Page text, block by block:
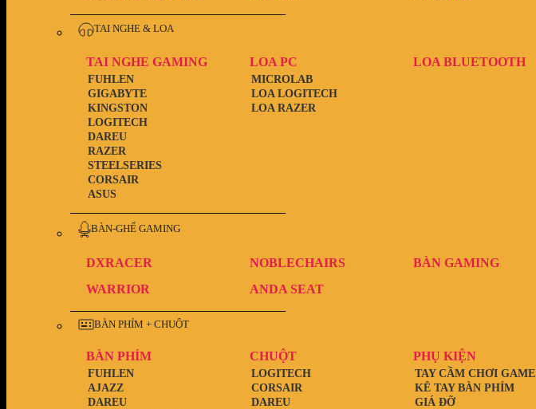
TAI NGHE & LOA
TAI NGHE GAMING
ASUS
CORSAIR
STEELSERIES
RAZER
DAREU
LOGITECH
KINGSTON
GIGABYTE
FUHLEN
LOA PC
LOA RAZER
LOA LOGITECH
MICROLAB
LOA BLUETOOTH
BÀN-GHẾ GAMING
DXRACER NOBLECHAIRS BÀN GAMING
WARRIOR
ANDA SEAT
BÀN PHÍM + CHUỘT
BÀN PHÍM
DAREU
AJAZZ
FUHLEN
CHUỘT
DAREU
CORSAIR
LOGITECH
PHỤ KIỆN
GIÁ ĐỠ
KÊ TAY BÀN PHÍM
TAY CẦM CHƠI GAME